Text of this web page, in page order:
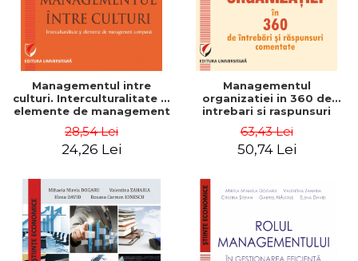
Managementul intre
culturi. Interculturalitate si
elemente de management
Dumitrascu
28,54 Lei
24,26 Lei
Managementul
organizatiei in 360 de
intrebari si raspunsuri
63,43 Lei
50,74 Lei